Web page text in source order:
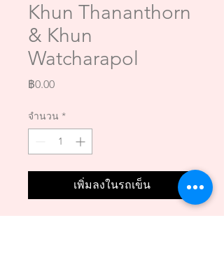
Khun Thananthorn
& Khun
Watcharapol
฿0.00ราคา
จำนวน *
เพิ่มลงในรถเข็น